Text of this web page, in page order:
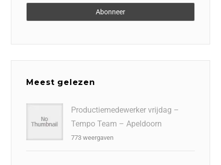
Meest gelezen
Productiemedewerker vrijdag –
Tempo Team – Apeldoorn
773 weergaven